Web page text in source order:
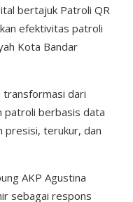
bertajuk Patroli QR
efektivitas patroli
Kota Bandar
dari
patroli berbasis data
presisi, terukur, dan
AKP Agustina
sebagai respons